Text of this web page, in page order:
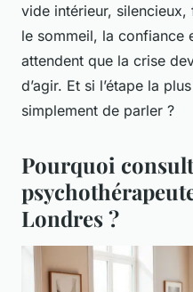
vide intérieur, silencieux,
le sommeil, la confiance
attendent que la crise
d’agir. Et si l’étape la
simplement de parler ?
Pourquoi
Londres ?